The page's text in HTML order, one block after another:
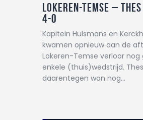
Lokeren-Temse –
4-0
Kapitein Hulsmans en
kwamen opnieuw aan de
Lokeren-Temse verloor nog
enkele (thuis)wedstrijd. Thes
daarentegen won nog…